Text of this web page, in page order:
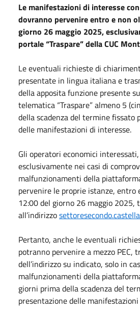
Le manifestazioni di interesse
dovranno pervenire entro e non
giorno 26 maggio 2025,
portale “Traspare” della CUC
Le eventuali richieste di
presentate in lingua italiana e
della apposita funzione presente
telematica “Traspare” almeno 5
della scadenza del termine fissato
delle manifestazioni di interesse.
Gli operatori economici
esclusivamente nei casi di
malfunzionamenti della
pervenire le proprie istanze, entro
12:00 del giorno 26 maggio 2025,
all’indirizzo
Pertanto, anche le eventuali
potranno pervenire a mezzo PEC,
dell’indirizzo su indicato, solo in
malfunzionamenti della
giorni prima della scadenza del
presentazione delle